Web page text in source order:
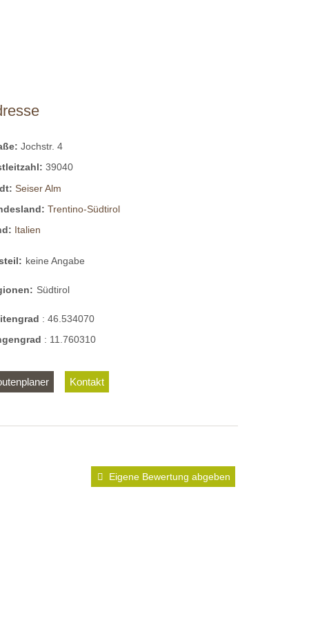
Jochstr. 4
39040
Seiser Alm
Trentino-Südtirol
Italien
keine Angabe
Südtirol
:46.534070
: 11.760310
Kontakt
Eigene Bewertung abgeben